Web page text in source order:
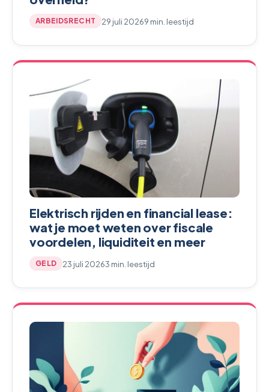
ARBEIDSRECHT 29 juli 20269 min. leestijd
Elektrisch rijden en financial lease:
wat je moet weten over fiscale
voordelen, liquiditeit en meer
GELD 23 juli 20263 min. leestijd